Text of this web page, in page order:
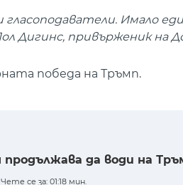
Имало
Дигинс, привърженик на
победа на Тръмп.
да води на
Чете се за: 01:18 мин.